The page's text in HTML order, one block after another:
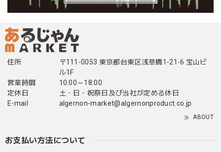
住所
〒111-0053 東京都台東区浅草橋1-21-6 宝山ビ
ル1F
営業時間
10:00～18:00
定休日
土・日・祝祭日及び当社が定める休日
E-mail
algernon-market@algernonproduct.co.jp
ABOUT
お支払い方法について